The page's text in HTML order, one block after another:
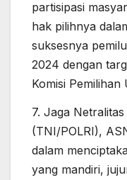
partisipasi
hak pilihnya
suksesnya
2024 dengan
Komisi
7. Jaga
(TNI/POLRI),
dalam
yang mandiri,